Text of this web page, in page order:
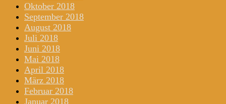
Oktober 2018
September 2018
August 2018
Juli 2018
Juni 2018
Mai 2018
April 2018
März 2018
Februar 2018
Januar 2018